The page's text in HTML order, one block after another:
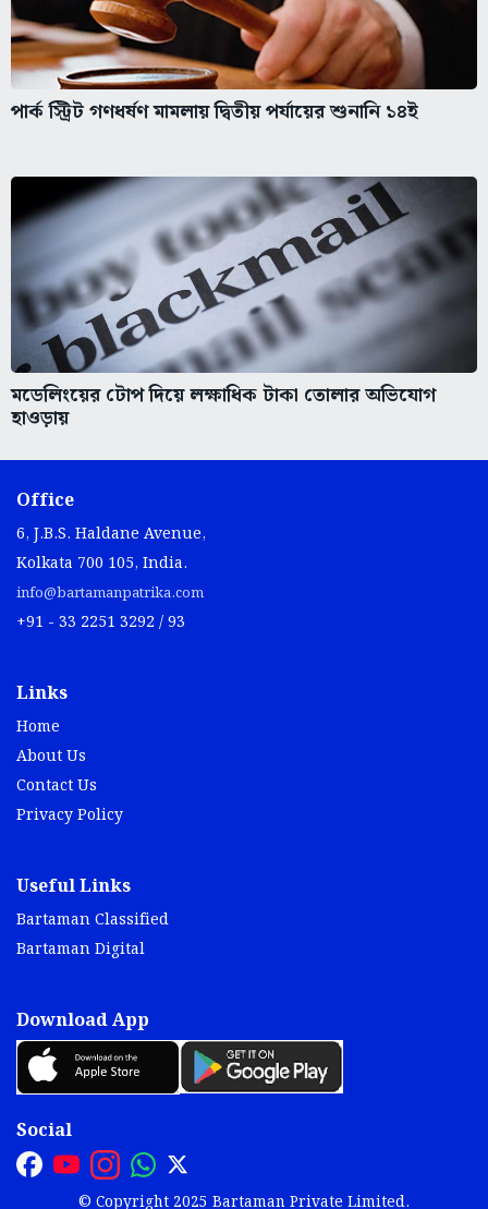
পার্ক স্ট্রিট গণধর্ষণ মামলায় দ্বিতীয় পর্যায়ের শুনানি ১৪ই
মডেলিংয়ের টোপ দিয়ে লক্ষাধিক টাকা তোলার অভিযোগ
হাওড়ায়
Office
6, J.B.S. Haldane Avenue,
Kolkata 700 105, India.
info@bartamanpatrika.com
+91 - 33 2251 3292 / 93
Links
Home
About Us
Contact Us
Privacy Policy
Useful Links
Bartaman Classified
Bartaman Digital
Download App
Social
© Copyright 2025 Bartaman Private Limited.